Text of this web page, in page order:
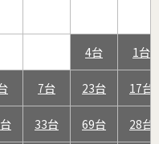
4 1
7 23 17
33 69 28